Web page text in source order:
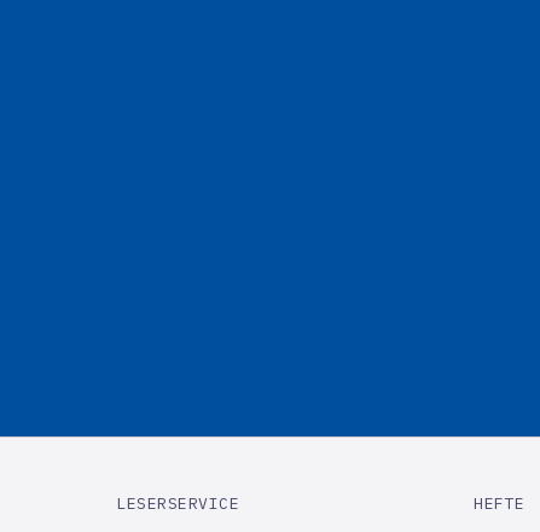
LESERSERVICE HEFTE